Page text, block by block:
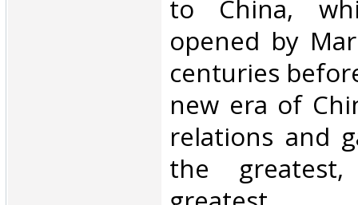
to China,
opened by
centuries
new era of
relations and
the